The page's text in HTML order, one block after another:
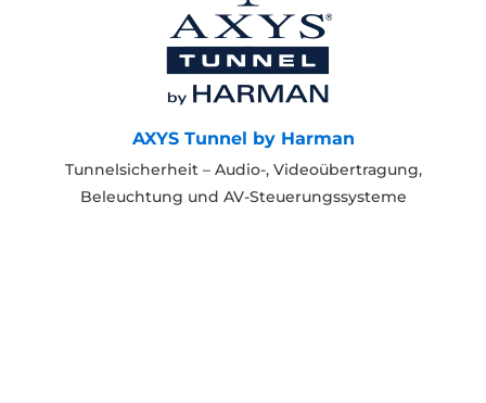
AXYS Tunnel by Harman
Tunnelsicherheit – Audio-, Videoübertragung,
Beleuchtung und AV-Steuerungssysteme